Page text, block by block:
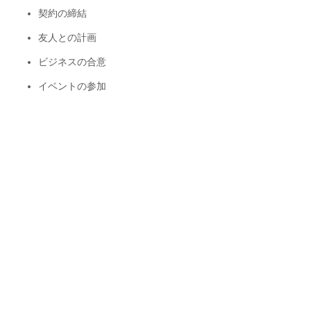
契約の締結
友人との計画
ビジネスの合意
イベントの参加